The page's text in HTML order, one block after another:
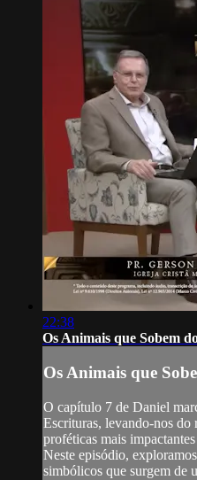
22:38
Os Animais que Sobem
Os Animais que
O capítulo 7 de Daniel
Escrituras, levando-nos do
proféticas mais
Neste episódio,
simbólicos que surgem de